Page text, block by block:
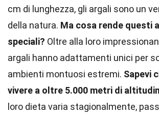
cm di lunghezza, gli argali sono un
della natura. Ma cosa rende questi
speciali? Oltre alla loro
argali hanno adattamenti unici per
ambienti montuosi estremi. Sapevi
vivere a oltre 5.000 metri di
loro dieta varia stagionalmente,